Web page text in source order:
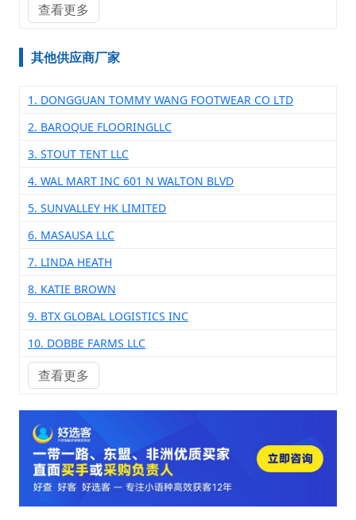
查看更多
其他供应商厂家
1. DONGGUAN TOMMY WANG FOOTWEAR CO LTD
2. BAROQUE FLOORINGLLC
3. STOUT TENT LLC
4. WAL MART INC 601 N WALTON BLVD
5. SUNVALLEY HK LIMITED
6. MASAUSA LLC
7. LINDA HEATH
8. KATIE BROWN
9. BTX GLOBAL LOGISTICS INC
10. DOBBE FARMS LLC
查看更多